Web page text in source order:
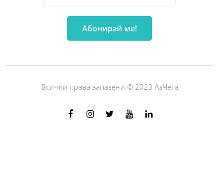
Всички права запазени © 2023 АзЧета